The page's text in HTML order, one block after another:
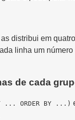
distribui em
linha um
de cada
BY ... ORDER BY ...)